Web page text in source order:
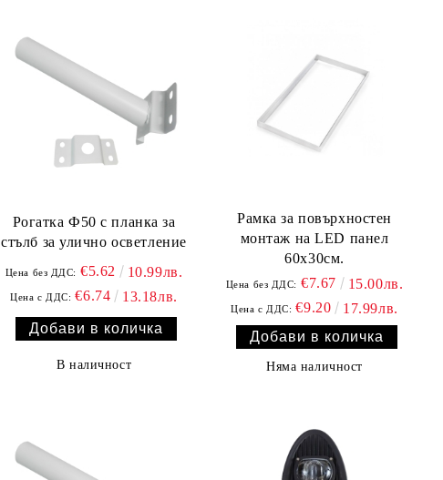
Рогатка Ф50 с планка за
стълб за улично осветление
Цена без ДДС: €5.62 10.99лв.
Цена с ДДС: €6.74 13.18лв.
В наличност
Рамка за повърхностен
монтаж на LED панел
60x30см.
Цена без ДДС: €7.67 15.00лв.
Цена с ДДС: €9.20 17.99лв.
Няма наличност